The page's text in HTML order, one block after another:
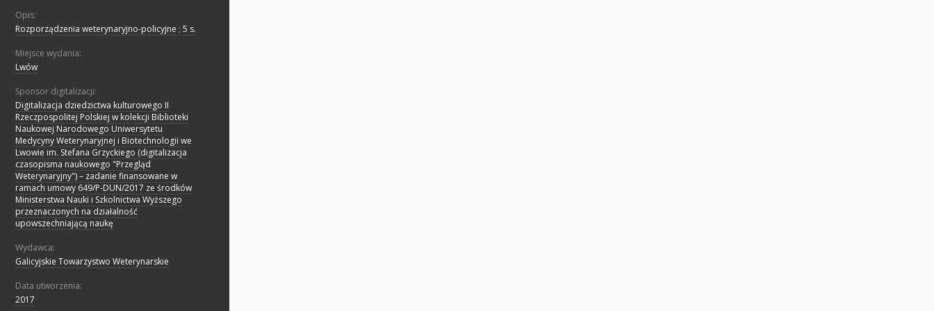
Opis:
Rozporządzenia weterynaryjno-policyjne ; 5 s.
Miejsce wydania:
Lwów
Sponsor digitalizacji:
Digitalizacja dziedzictwa kulturowego II
Rzeczpospolitej Polskiej w kolekcji Biblioteki
Naukowej Narodowego Uniwersytetu
Medycyny Weterynaryjnej i Biotechnologii we
Lwowie im. Stefana Grzyckiego (digitalizacja
czasopisma naukowego "Przegląd
Weterynaryjny") – zadanie finansowane w
ramach umowy 649/P-DUN/2017 ze środków
Ministerstwa Nauki i Szkolnictwa Wyższego
przeznaczonych na działalność
upowszechniającą naukę
Wydawca:
Galicyjskie Towarzystwo Weterynarskie
Data utworzenia:
2017